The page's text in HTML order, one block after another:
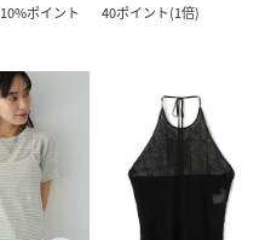
10%ポイント
40ポイント(1倍)